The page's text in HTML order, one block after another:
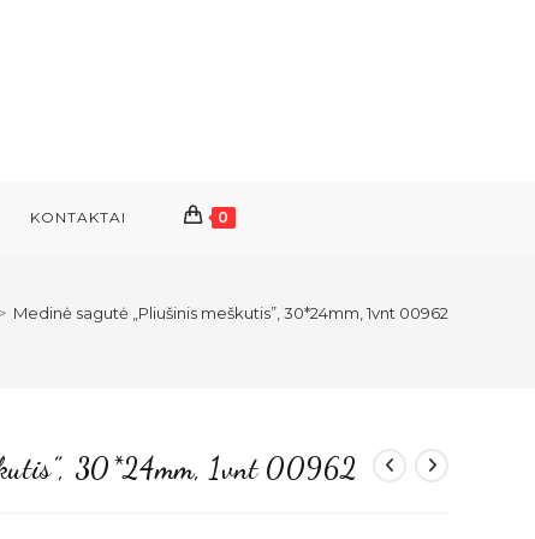
KONTAKTAI 0
> Medinė sagutė „Pliušinis meškutis”, 30*24mm, 1vnt 00962
30*24mm, 1vnt 00962